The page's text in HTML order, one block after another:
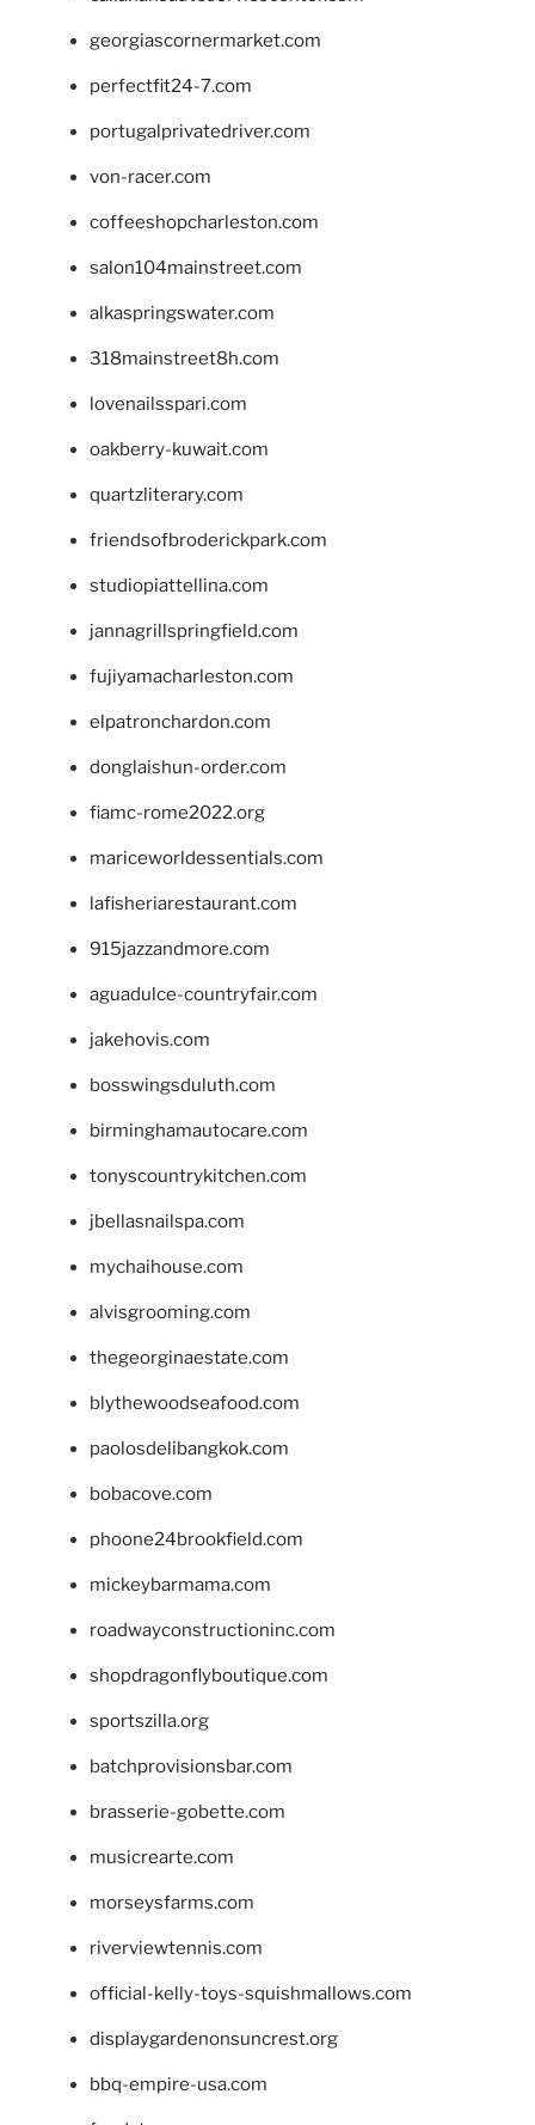
georgiascornermarket.com
perfectfit24-7.com
portugalprivatedriver.com
von-racer.com
coffeeshopcharleston.com
salon104mainstreet.com
alkaspringswater.com
318mainstreet8h.com
lovenailsspari.com
oakberry-kuwait.com
quartzliterary.com
friendsofbroderickpark.com
studiopiattellina.com
jannagrillspringfield.com
fujiyamacharleston.com
elpatronchardon.com
donglaishun-order.com
fiamc-rome2022.org
mariceworldessentials.com
lafisheriarestaurant.com
915jazzandmore.com
aguadulce-countryfair.com
jakehovis.com
bosswingsduluth.com
birminghamautocare.com
tonyscountrykitchen.com
jbellasnailspa.com
mychaihouse.com
alvisgrooming.com
thegeorginaestate.com
blythewoodseafood.com
paolosdelibangkok.com
bobacove.com
phoone24brookfield.com
mickeybarmama.com
roadwayconstructioninc.com
shopdragonflyboutique.com
sportszilla.org
batchprovisionsbar.com
brasserie-gobette.com
musicrearte.com
morseysfarms.com
riverviewtennis.com
official-kelly-toys-squishmallows.com
displaygardenonsuncrest.org
bbq-empire-usa.com